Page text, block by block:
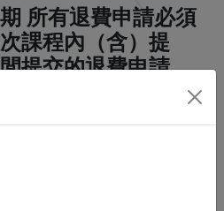
所有退費申請必須
課程內（含）提
提交的退費申請，
恕不受理。
費申請截止日期為
程內（含）。請務